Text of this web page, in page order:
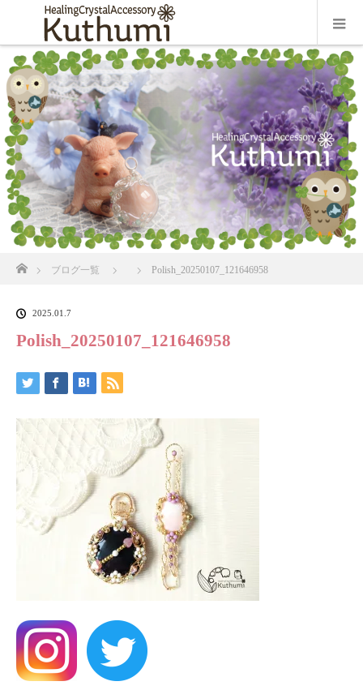
ブログ一覧 Polish_20250107_121646958
2025.01.7
Polish_20250107_121646958